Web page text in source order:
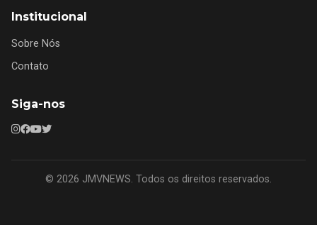
Institucional
Sobre Nós
Contato
Siga-nos
© 2026 JMVNEWS. Todos os direitos reservados.